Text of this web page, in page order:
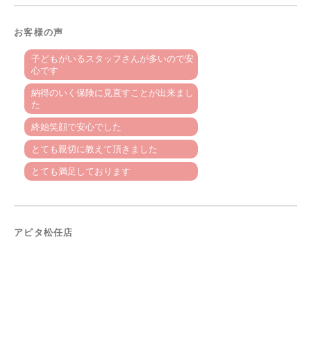
お客様の声
子どもがいるスタッフさんが多いので安
心です
納得のいく保険に見直すことが出来まし
た
終始笑顔で安心でした
とても親切に教えて頂きました
とても満足しております
アピタ松任店